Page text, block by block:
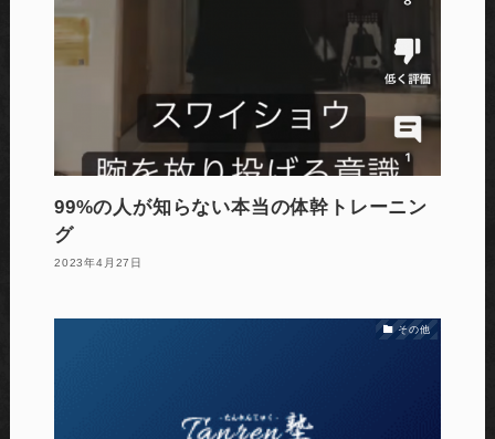
99%の人が知らない本当の体幹トレーニン
グ
2023年4月27日
その他